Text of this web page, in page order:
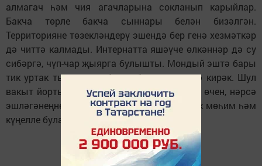
алмагач һәм чия агачларына сокланып карыйлар.
Бакча төрле бакча сыннары белән бизәлгән.
Территорияне төзекләндерү эшендә бер генә хезмәткәр
дә читтә калмады. Интернатта яшәүче өлкәннәр дә су
сибәргә, чүп-чар җыярга булышты. Мондый эштә бары
тик уртак тырышлык белән бергә эшләргә кирәк. Шул
вакыт йортыбыз чиста, матур булачак. Ни өчен, нәрсә
эшләгәнеңне аңласаң, теләсә кайсы эш бик мөһим һәм
күңелле була.